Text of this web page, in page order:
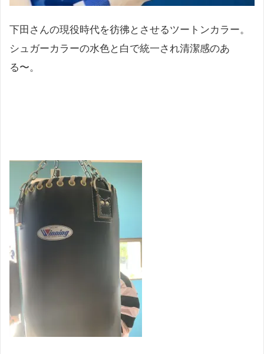
下田さんの現役時代を彷彿とさせるツートンカラー。
シュガーカラーの水色と白で統一され清潔感のあ
る〜。